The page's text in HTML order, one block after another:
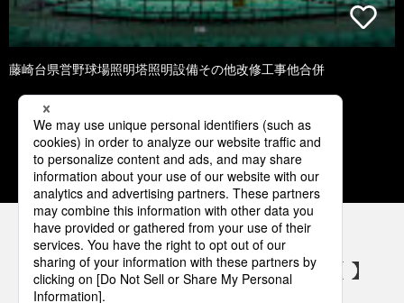
藤崎台県営野球場照明塔照明設備その他改修工事他合併
1 2 3 4 5
パナソニックの電気設備 SNSアカウント